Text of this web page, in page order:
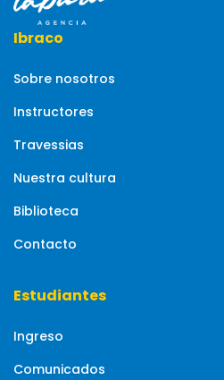
Ibraco
Sobre nosotros
Instructores
Travessias
Nuestra cultura
Biblioteca
Contacto
Estudiantes
Ingreso
Comunicados